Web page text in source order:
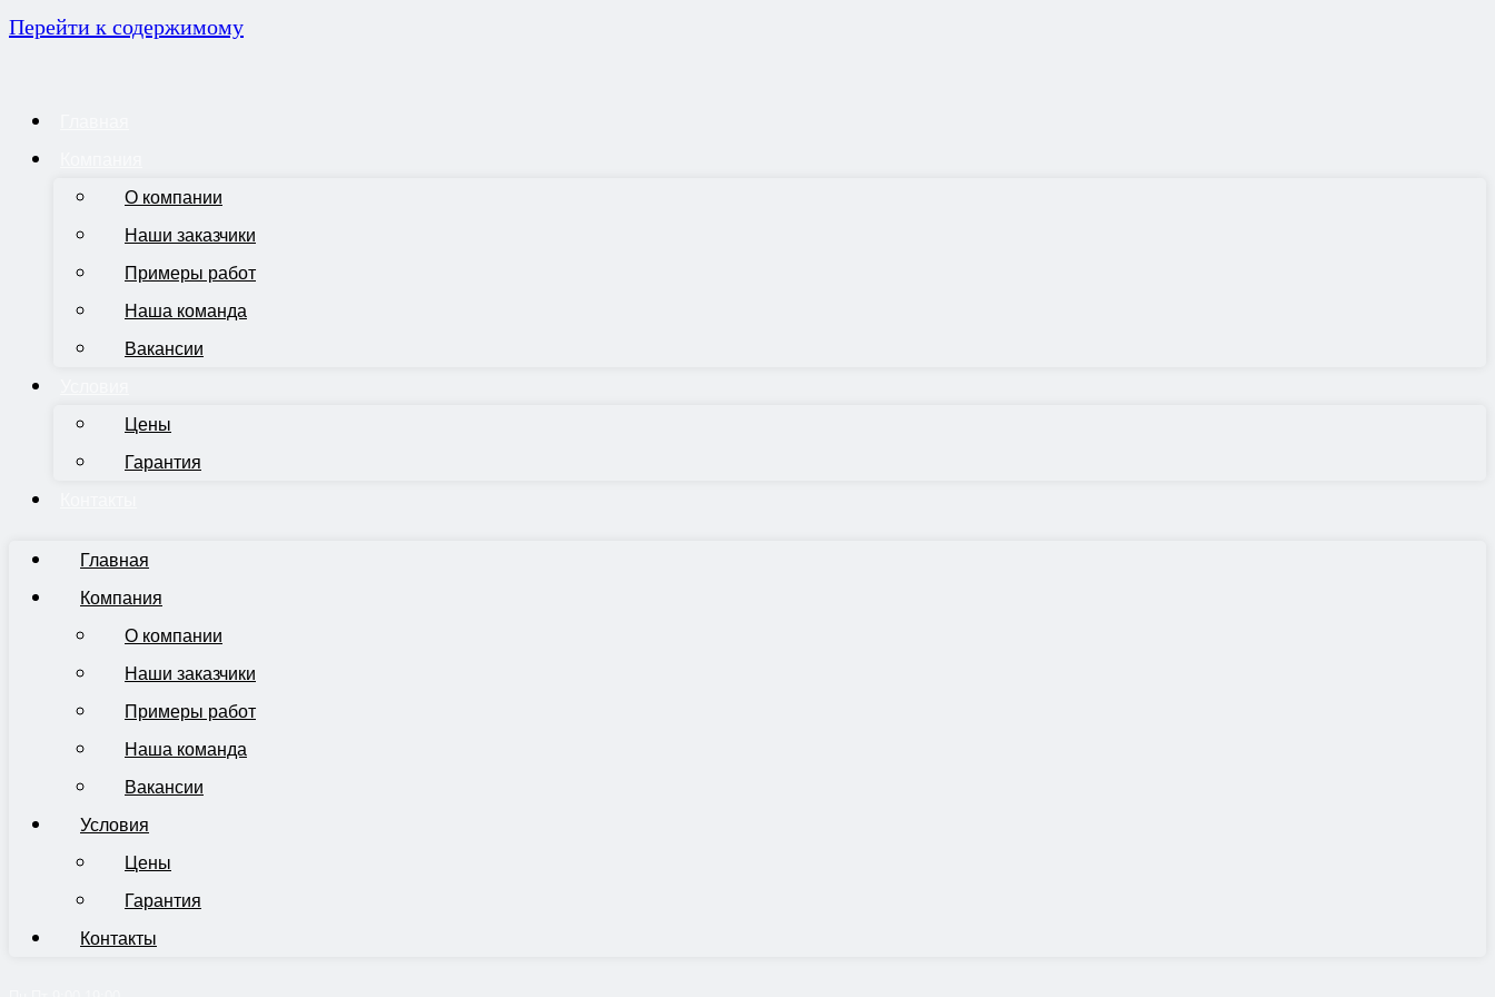
Перейти к содержимому
О компании
Наши заказчики
Примеры работ
Наша команда
Вакансии
Цены
Гарантия
Главная
Компания
О компании
Наши заказчики
Примеры работ
Наша команда
Вакансии
Условия
Цены
Гарантия
Контакты